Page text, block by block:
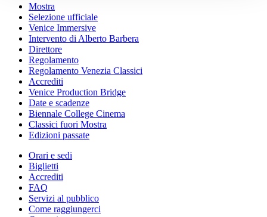
Mostra
Selezione ufficiale
Venice Immersive
Intervento di Alberto Barbera
Direttore
Regolamento
Regolamento Venezia Classici
Accrediti
Venice Production Bridge
Date e scadenze
Biennale College Cinema
Classici fuori Mostra
Edizioni passate
Orari e sedi
Biglietti
Accrediti
FAQ
Servizi al pubblico
Come raggiungerci